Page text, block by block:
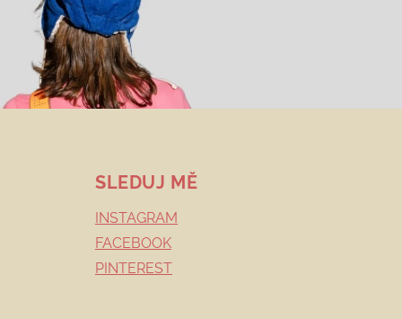
SLEDUJ MĚ
INSTAGRAM
FACEBOOK
PINTEREST